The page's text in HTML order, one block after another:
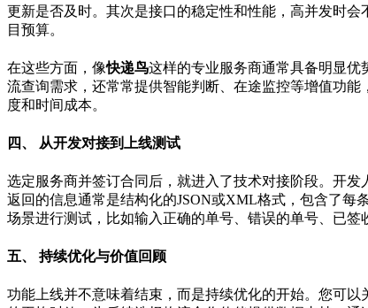
更新是否及时。其次是接口的稳定性和性能，高并发时
目预算。
在这些方面，像快递鸟这样的专业服务商通常具备明显
流查询需求，还常常提供智能判断、在途监控等增值功
度和时间成本。
四、 从开发对接到上线测试
选定服务商并签订合同后，就进入了技术对接阶段。开
返回的信息通常是结构化的JSON或XML格式，包含了每
场景进行测试，比如输入正确的单号、错误的单号、已
五、 持续优化与价值回顾
功能上线并不意味着结束，而是持续优化的开始。您可